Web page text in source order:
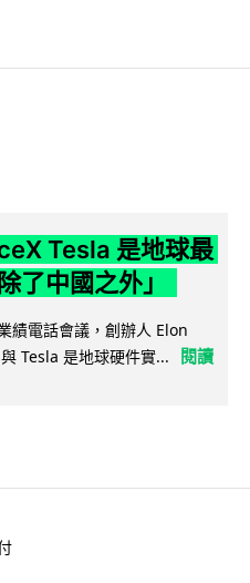
Tesla 是地球最
了中國之外」
績電話會議，創辦人 Elon
Tesla 是地球硬件實...
閱讀